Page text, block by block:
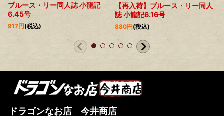
ブルース・リー同人誌 小龍記
6.45号
917円(税込)
【再入荷】ブルース・リー同人
誌 小龍記6.16号
880円(税込)
ドラゴンなお店 今井商店